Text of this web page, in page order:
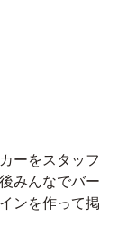
ーをスタッフ
みんなでバー
ンを作って掲